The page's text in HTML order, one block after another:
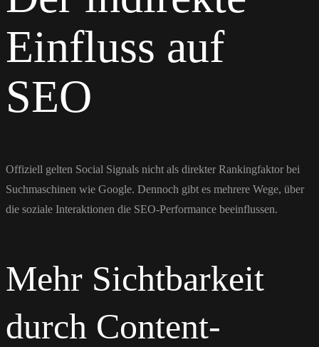
Einfluss auf
SEO
Offiziell gelten Social Signals nicht als direkter Rankingfaktor bei
Suchmaschinen wie Google. Dennoch gibt es mehrere Wege, über
die soziale Interaktionen die SEO-Performance beeinflussen.
Mehr Sichtbarkeit
durch Content-